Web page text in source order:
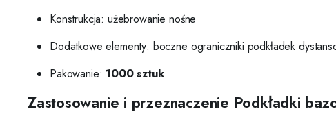
Konstrukcja: użebrowanie nośne
Dodatkowe elementy: boczne ograniczniki podkładek
Pakowanie: 1000 sztuk
Zastosowanie i przeznaczenie Podkładki